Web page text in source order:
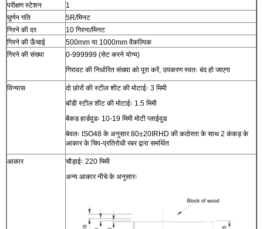
परीक्षण स्टेशन
1
घूर्णन गति
5R/मिनट
गिरने की दर
10 गिरना/मिनट
गिरने की ऊँचाई
500mm या 1000mm वैकल्पिक
गिरने की संख्या
0-999999 (सेट करने योग्य)
गिरावट की निर्धारित संख्या को पूरा करें, उपकरण स्वतः बंद हो जाएगा
विन्यास
दो छोरों की स्टील शीट की मोटाईः 3 मिमी
बॉडी स्टील शीट की मोटाईः 1.5 मिमी
बैकड हार्डवुडः 10-19 मिमी मोटी प्लाईवुड
बेवलः ISO48 के अनुसार 80±20IRHD की कठोरता के साथ 2 कंकड़ के
आकार के चिप-प्रतिरोधी रबर द्वारा समर्थित
आकार
चौड़ाईः 220 मिमी
अन्य आकार नीचे के अनुसारः